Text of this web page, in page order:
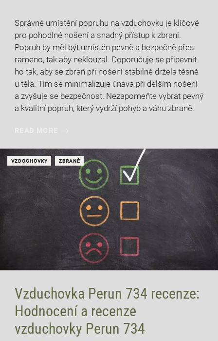
Správné umístění popruhu na vzduchovku je klíčové
pro pohodlné nošení a snadný přístup k zbrani.
Popruh by měl být umístěn pevně a bezpečně přes
rameno, tak aby neklouzal. Doporučuje se připevnit
ho tak, aby se zbraň při nošení stabilně držela těsně
u těla. Tím se minimalizuje únava při delším nošení
a zvyšuje se bezpečnost. Nezapomeňte vybrat pevný
a kvalitní popruh, který vydrží pohyb a váhu zbraně.
VZDOCHOVKY ZBRANĚ
Vzduchovka Perun 734 recenze:
Hodnocení a recenze
vzduchovky Perun 734